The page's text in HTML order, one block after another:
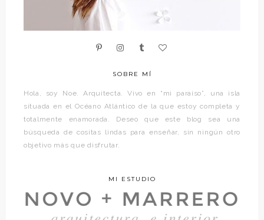
SOBRE MÍ
Hola, soy Noe. Arquitecta. Vivo en “mi paraíso”, una isla
situada en el Océano Atlántico de la que estoy completa y
totalmente enamorada. Deseo que este blog sea una
búsqueda de cositas lindas para enseñar, sin ningún otro
objetivo más que disfrutar.
MI ESTUDIO